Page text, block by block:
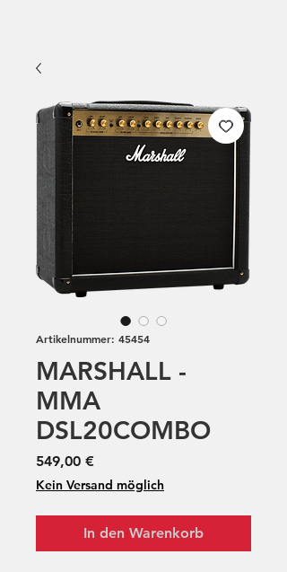
Artikelnummer: 45454
MARSHALL -
MMA
DSL20COMBO
549,00 €
Kein Versand möglich
In den Warenkorb